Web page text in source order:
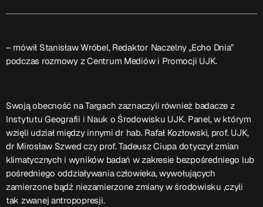
Upcoming shows
Serwis Informacyjny
18:00 - 18:05
Serwis Informacyjny
10:00 - 10:05
– mówił Stanisław Wróbel, Redaktor Naczelny „Echo Dnia”
podczas rozmowy z Centrum Mediów i Promocji UJK.
Swoją obecność na Targach zaznaczyli również badacze z
Instytutu Geografii i Nauk o Środowisku UJK. Panel, w którym
wzięli udział między innymi dr hab. Rafał Kozłowski, prof. UJK,
dr Mirosław Szwed czy prof. Tadeusz Ciupa dotyczył zmian
klimatycznych i wyników badań w zakresie bezpośredniego lub
pośredniego oddziaływania człowieka, wywołujących
zamierzone bądź niezamierzone zmiany w środowisku ,czyli
tak zwanej antropopresji.